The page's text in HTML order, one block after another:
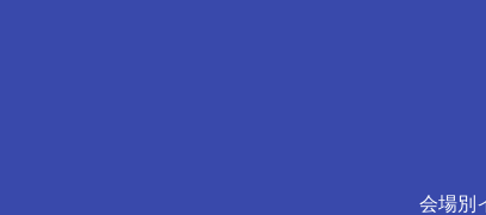
会場別